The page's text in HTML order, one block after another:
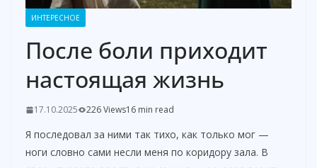
ИНТЕРЕСНОЕ
После боли приходит
настоящая жизнь
17.10.2025 226 Views16 min read
Я последовал за ними так тихо, как только мог —
ноги словно сами несли меня по коридору зала. В